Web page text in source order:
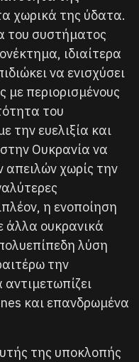
χωρικά της ύδατα.
του συστήματος
ιδιαίτερα
να ενισχύσει
με περιορισμένους
του
την ευελιξία και
Ουκρανία να
απειλών χωρίς την
η ενοποίηση
άλλα ουκρανικά
λύση
την
και επανδρωμένα
της υποκλοπής